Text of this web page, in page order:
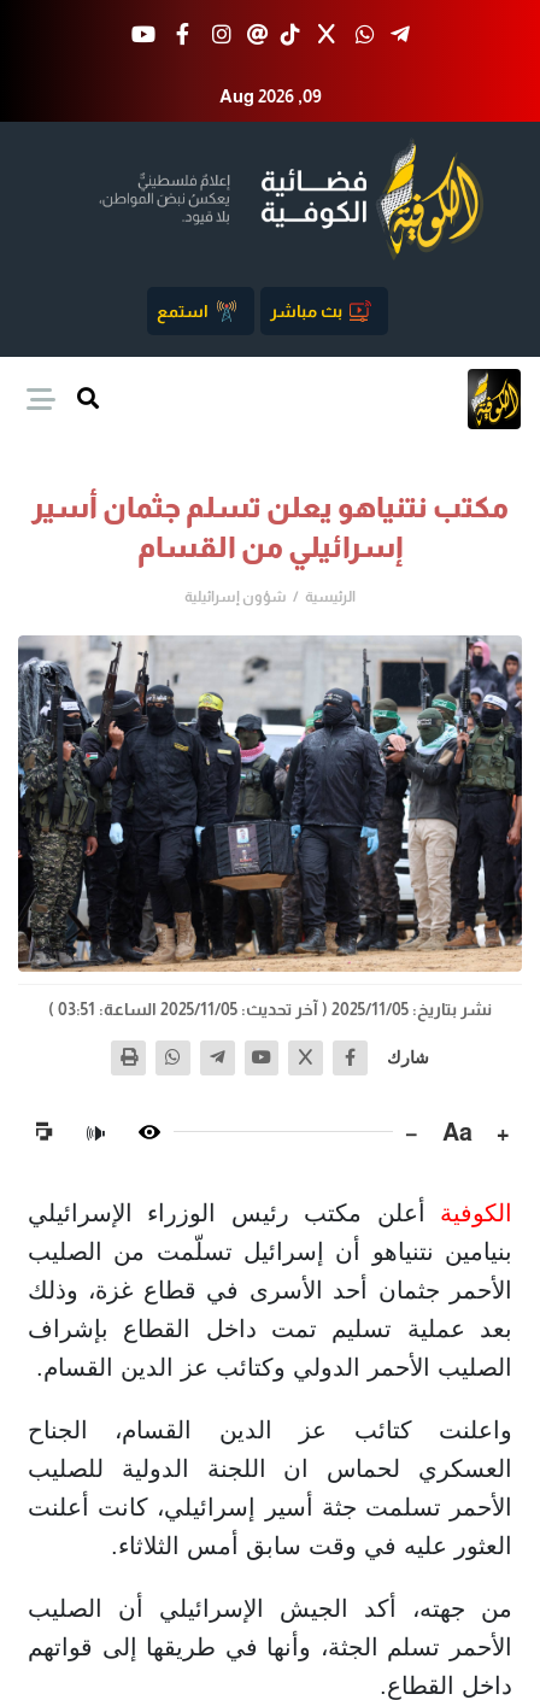
Aug 2026 ,09
بث مباشر استمع
مكتب نتنياهو يعلن تسلم جثمان أسير
إسرائيلي من القسام
الرئيسية شؤون إسرائيلية
نشر بتاريخ: 2025/11/05 ( آخر تحديث: 2025/11/05 الساعة: 03:51 )
شارك
+
Aa
−
🔊
الكوفية أعلن مكتب رئيس الوزراء الإسرائيلي
بنيامين نتنياهو أن إسرائيل تسلّمت من الصليب
الأحمر جثمان أحد الأسرى في قطاع غزة، وذلك
بعد عملية تسليم تمت داخل القطاع بإشراف
الصليب الأحمر الدولي وكتائب عز الدين القسام.
واعلنت كتائب عز الدين القسام، الجناح
العسكري لحماس ان اللجنة الدولية للصليب
الأحمر تسلمت جثة أسير إسرائيلي، كانت أعلنت
العثور عليه في وقت سابق أمس الثلاثاء.
من جهته، أكد الجيش الإسرائيلي أن الصليب
الأحمر تسلم الجثة، وأنها في طريقها إلى قواتهم
داخل القطاع.